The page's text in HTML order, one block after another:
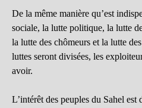
De la même manière qu’est
sociale, la lutte politique, la lutte
la lutte des chômeurs et la lutte
luttes seront divisées, les
avoir.
L’intérêt des peuples du Sahel est